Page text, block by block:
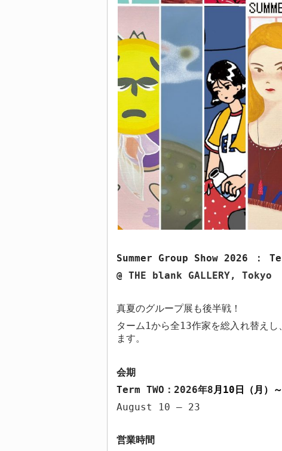
Summer Group Show 2026 ：
@ THE blank GALLERY, Tokyo
真夏のグループ展も後半戦！
ターム1から全13作家を総入れ替えし
ます。
会期
Term TWO ： 2026年8月 10 日（月）～
August 10 – 23
営業時間